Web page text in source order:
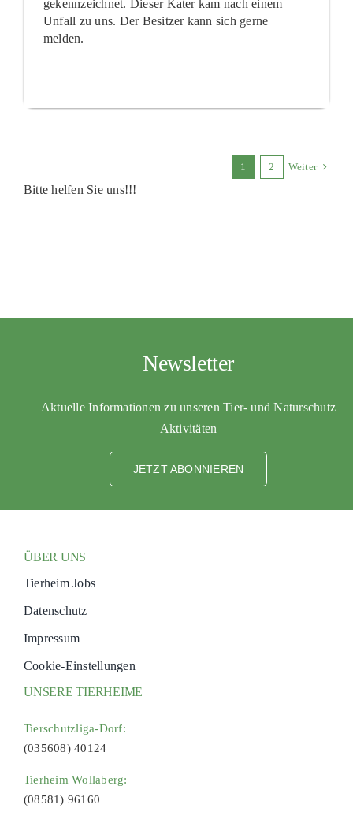
gekennzeichnet. Dieser Kater kam nach einem
Unfall zu uns. Der Besitzer kann sich gerne
melden.
1 2 Weiter
Bitte helfen Sie uns!!!
Newsletter
Aktuelle Informationen zu unseren Tier- und Naturschutz
Aktivitäten
JETZT ABONNIEREN
ÜBER UNS
Tierheim Jobs
Datenschutz
Impressum
Cookie-Einstellungen
UNSERE TIERHEIME
Tierschutzliga-Dorf:
(035608) 40124
Tierheim Wollaberg:
(08581) 96160